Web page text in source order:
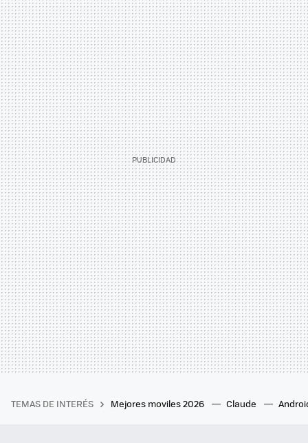
TEMAS DE INTERÉS Mejores moviles 2026 Claude